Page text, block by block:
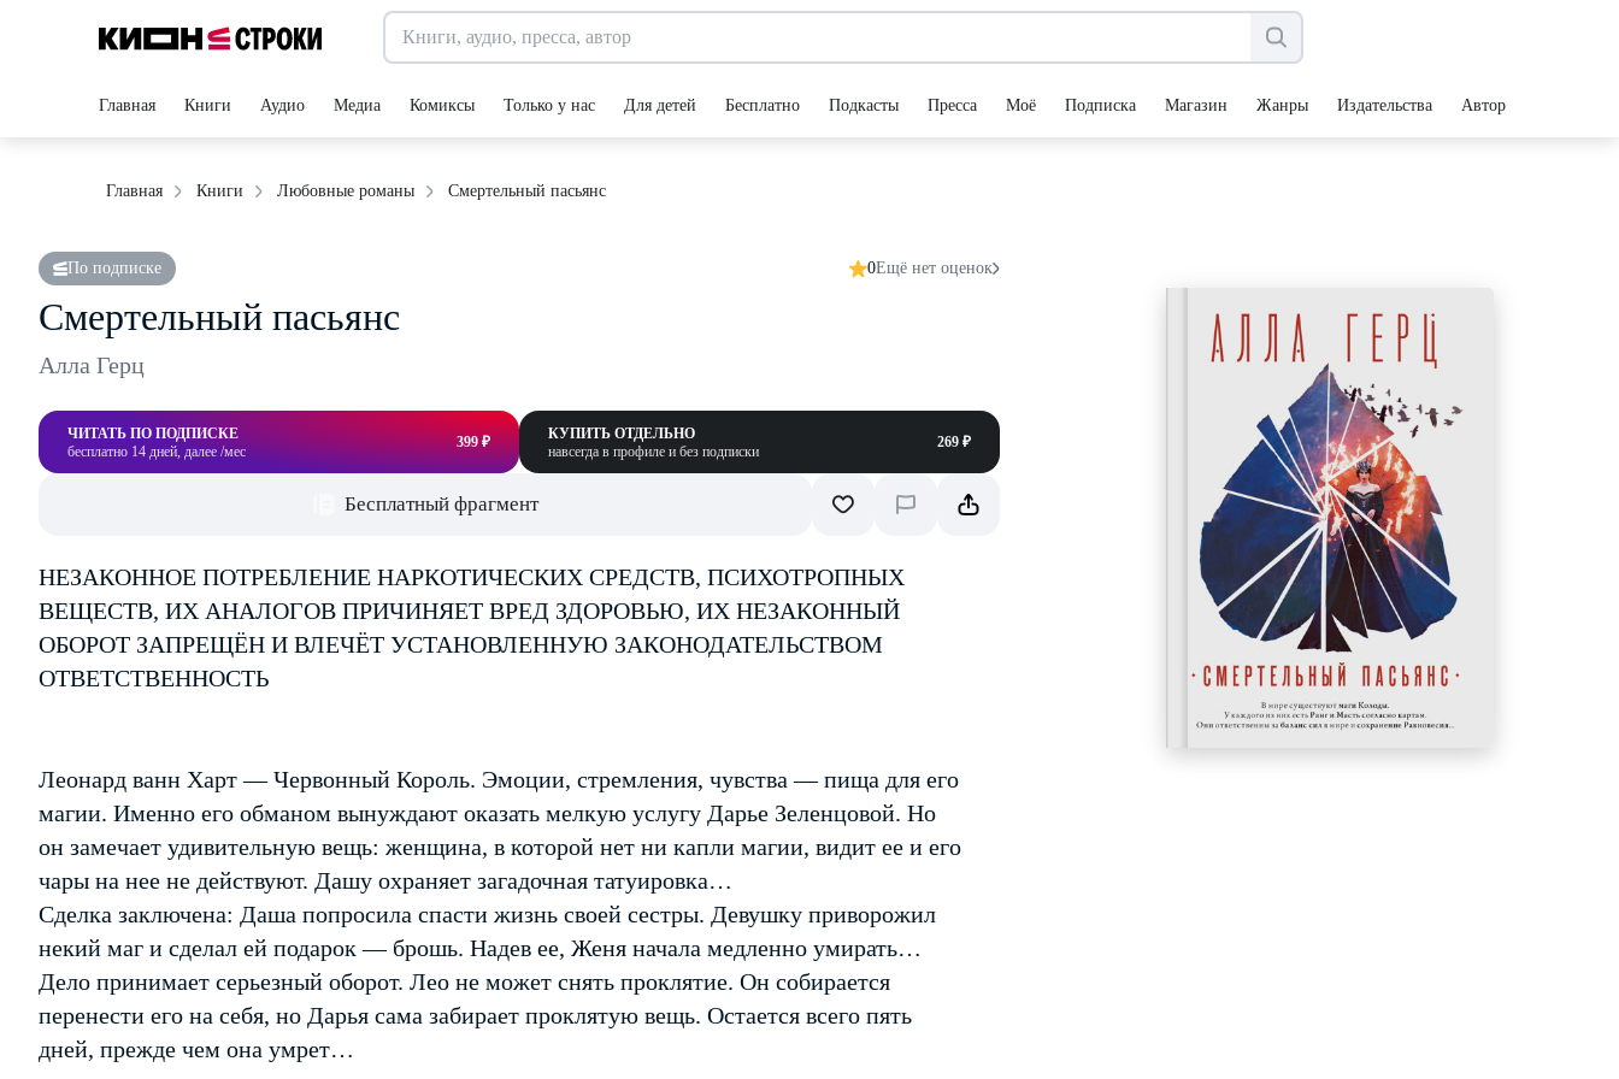
Главная Книги Аудио Медиа Комиксы Только у нас Для детей Бесплатно Подкасты Пресса Моё Подписка Магазин Жанры Издательства Авторы
Главная Книги Любовные романы Смертельный пасьянс
По подписке 0Ещё нет оценок
Смертельный пасьянс
Алла Герц
ЧИТАТЬ ПО ПОДПИСКЕ
бесплатно 14 дней, далее /мес
399 ₽
КУПИТЬ ОТДЕЛЬНО
навсегда в профиле и без подписки
269 ₽
Бесплатный фрагмент
НЕЗАКОННОЕ ПОТРЕБЛЕНИЕ НАРКОТИЧЕСКИХ СРЕДСТВ, ПСИХОТРОПНЫХ
ВЕЩЕСТВ, ИХ АНАЛОГОВ ПРИЧИНЯЕТ ВРЕД ЗДОРОВЬЮ, ИХ НЕЗАКОННЫЙ
ОБОРОТ ЗАПРЕЩЁН И ВЛЕЧЁТ УСТАНОВЛЕННУЮ ЗАКОНОДАТЕЛЬСТВОМ
ОТВЕТСТВЕННОСТЬ
Леонард ванн Харт — Червонный Король. Эмоции, стремления, чувства — пища для его
магии. Именно его обманом вынуждают оказать мелкую услугу Дарье Зеленцовой. Но
он замечает удивительную вещь: женщина, в которой нет ни капли магии, видит ее и его
чары на нее не действуют. Дашу охраняет загадочная татуировка…
Сделка заключена: Даша попросила спасти жизнь своей сестры. Девушку приворожил
некий маг и сделал ей подарок — брошь. Надев ее, Женя начала медленно умирать…
Дело принимает серьезный оборот. Лео не может снять проклятие. Он собирается
перенести его на себя, но Дарья сама забирает проклятую вещь. Остается всего пять
дней, прежде чем она умрет…